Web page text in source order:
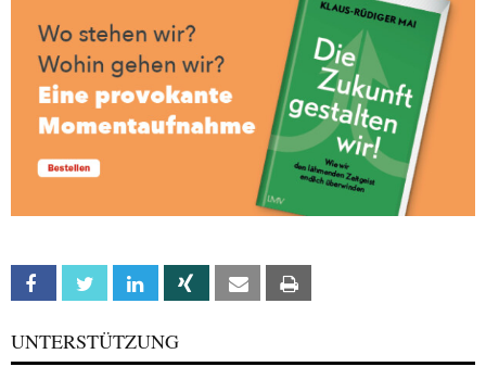
Facebook Twitter Linkedin Xing Email
UNTERSTÜTZUNG